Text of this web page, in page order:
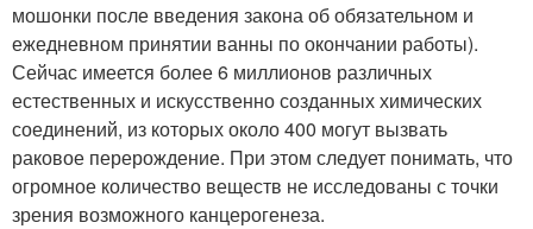
мошонки после введения закона об обязательном и
ежедневном принятии ванны по окончании работы).
Сейчас имеется более 6 миллионов различных
естественных и искусственно созданных химических
соединений, из которых около 400 могут вызвать
раковое перерождение. При этом следует понимать, что
огромное количество веществ не исследованы с точки
зрения возможного канцерогенеза.